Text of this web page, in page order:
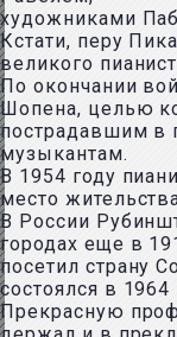
художниками
Кстати, перу
великого
По окончании
Шопена, целью
пострадавшим в
музыкантам.
В 1954 году
место
В России
городах еще в
посетил страну
состоялся в 1964
Прекрасную